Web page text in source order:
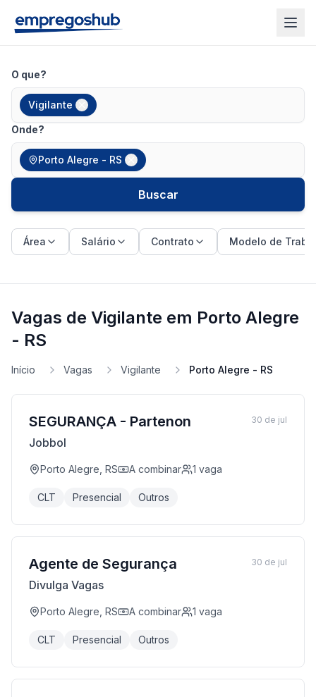
O que?
Vigilante
Onde?
Porto Alegre - RS
Buscar
Área Salário Contrato Modelo de
Vagas de Vigilante em Porto Alegre
- RS
Início Vagas Vigilante Porto Alegre - RS
SEGURANÇA - Partenon
Jobbol
Porto Alegre, RS A combinar 1 vaga
CLT Presencial Outros
30 de jul
Agente de Segurança
Divulga Vagas
Porto Alegre, RS A combinar 1 vaga
CLT Presencial Outros
30 de jul